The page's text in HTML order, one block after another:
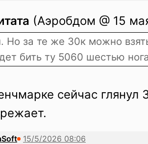
(Аэробдом @ 15
Но за те же 30к можно
бить ту 5060 шестью
сейчас глянул